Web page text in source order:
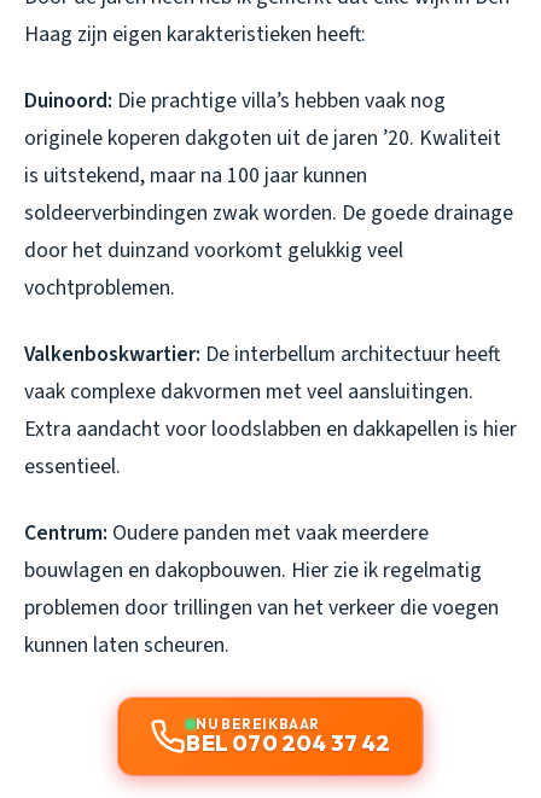
Haag zijn eigen karakteristieken heeft:
Duinoord: Die prachtige villa’s hebben vaak nog
originele koperen dakgoten uit de jaren ’20. Kwaliteit
is uitstekend, maar na 100 jaar kunnen
soldeerverbindingen zwak worden. De goede drainage
door het duinzand voorkomt gelukkig veel
vochtproblemen.
Valkenboskwartier: De interbellum architectuur heeft
vaak complexe dakvormen met veel aansluitingen.
Extra aandacht voor loodslabben en dakkapellen is hier
essentieel.
Centrum: Oudere panden met vaak meerdere
bouwlagen en dakopbouwen. Hier zie ik regelmatig
problemen door trillingen van het verkeer die voegen
kunnen laten scheuren.
NU BEREIKBAAR
BEL 070 204 37 42